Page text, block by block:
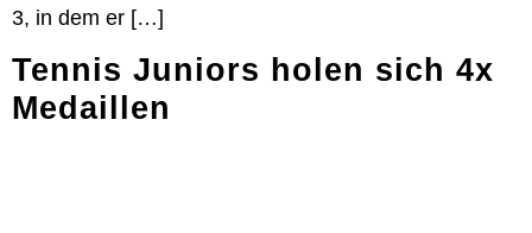
3, in dem er […]
Tennis Juniors holen sich 4x
Medaillen